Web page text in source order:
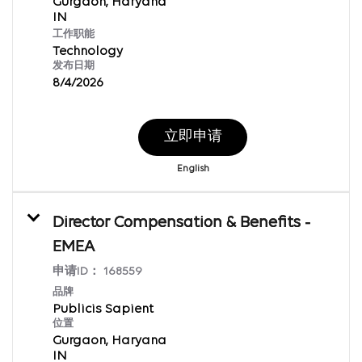
工作职能
Technology
发布日期
8/4/2026
立即申请
English
Director Compensation & Benefits -
EMEA
申请ID： 168559
品牌
Publicis Sapient
位置
Gurgaon, Haryana